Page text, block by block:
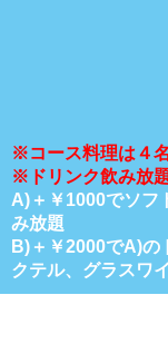
※コース料理は４
※ドリンク飲み放
A)＋￥1000でソフ
み放題
B)＋￥2000でA)の
クテル、グラスワ